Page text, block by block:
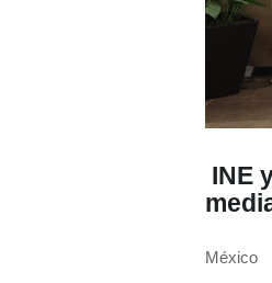
INE
México